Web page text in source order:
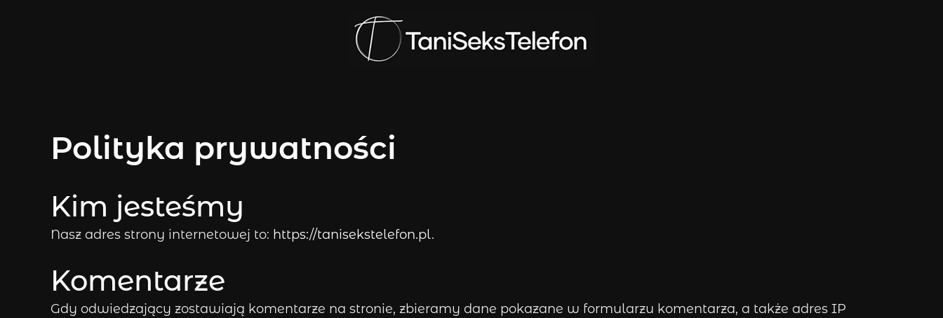
Polityka prywatności
Kim jesteśmy
Nasz adres strony internetowej to: https://tanisekstelefon.pl.
Komentarze
Gdy odwiedzający zostawiają komentarze na stronie, zbieramy dane pokazane w formularzu komentarza, a także adres IP